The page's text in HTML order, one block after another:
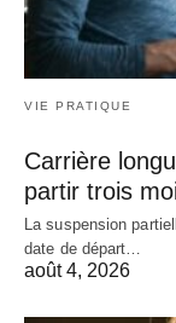
VIE PRATIQUE
Carrière
partir trois
La suspension
date de départ…
août 4, 2026